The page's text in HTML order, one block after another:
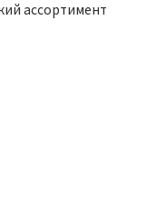
ассортимент